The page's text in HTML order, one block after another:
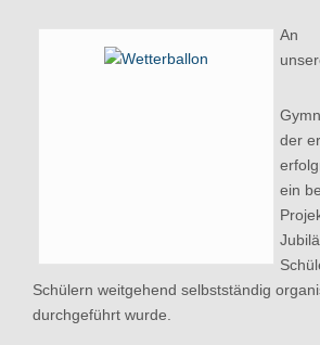
An
der
ein
Schülern weitgehend selbstständig
durchgeführt wurde.